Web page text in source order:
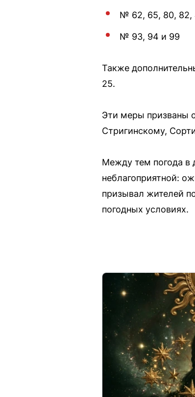
№ 62, 65, 80, 82,
№ 93, 94 и 99
Также
25.
Эти меры призваны
Стригинскому,
Между тем погода в
неблагоприятной:
призывал жителей
погодных условиях.